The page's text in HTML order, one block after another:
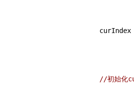
//初始化